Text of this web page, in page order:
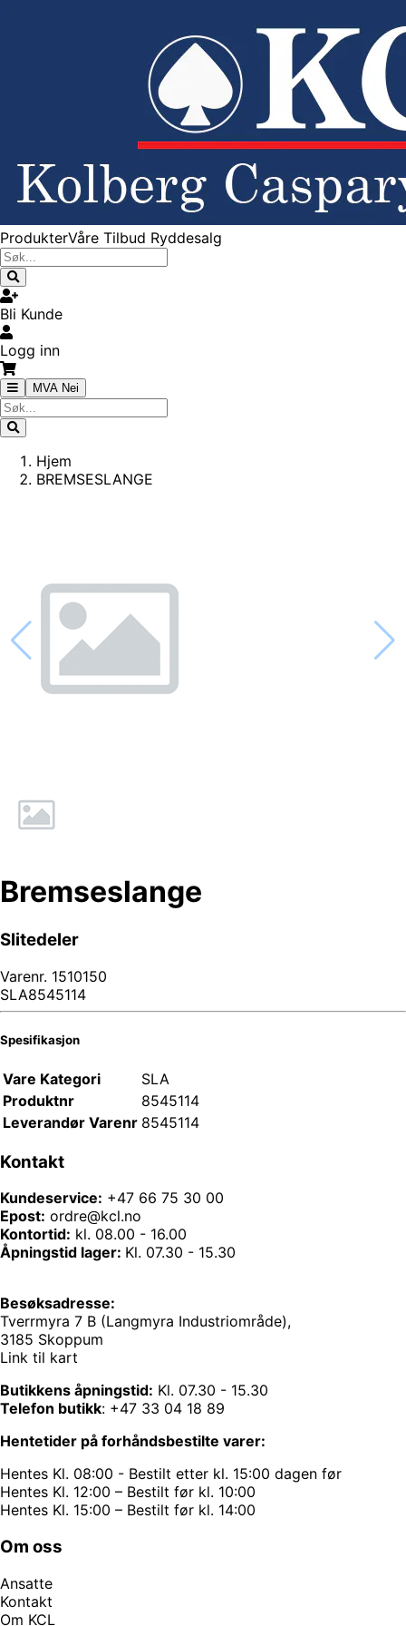
ProdukterVåre Tilbud Ryddesalg
Bli Kunde
Logg inn
MVA Nei
Hjem
BREMSESLANGE
Bremseslange
Slitedeler
Varenr. 1510150
SLA8545114
Spesifikasjon
Vare Kategori
SLA
Produktnr
8545114
Leverandør Varenr 8545114
Kontakt
Kundeservice: +47 66 75 30 00
Epost: ordre@kcl.no
Kontortid: kl. 08.00 - 16.00
Åpningstid lager: Kl. 07.30 - 15.30
Besøksadresse:
Tverrmyra 7 B (Langmyra Industriområde),
3185 Skoppum
Link til kart
Butikkens åpningstid: Kl. 07.30 - 15.30
Telefon butikk: +47 33 04 18 89
Hentetider på forhåndsbestilte varer:
Hentes Kl. 08:00 - Bestilt etter kl. 15:00 dagen før
Hentes Kl. 12:00 – Bestilt før kl. 10:00
Hentes Kl. 15:00 – Bestilt før kl. 14:00
Om oss
Ansatte
Kontakt
Om KCL